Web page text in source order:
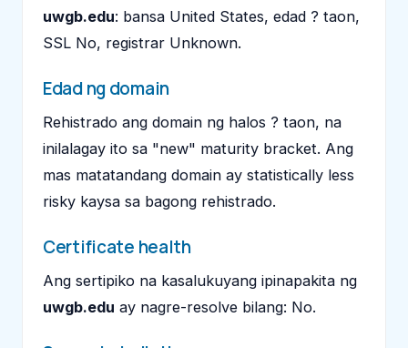
uwgb.edu: bansa United States, edad ? taon,
SSL No, registrar Unknown.
Edad ng domain
Rehistrado ang domain ng halos ? taon, na
inilalagay ito sa "new" maturity bracket. Ang
mas matatandang domain ay statistically less
risky kaysa sa bagong rehistrado.
Certificate health
Ang sertipiko na kasalukuyang ipinapakita ng
uwgb.edu ay nagre-resolve bilang: No.